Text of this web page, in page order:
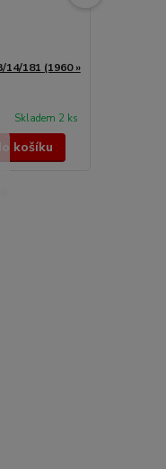
181 (1960 »
Skladem 2 ks
košíku